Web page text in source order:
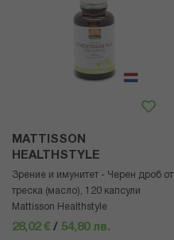
MATTISSON
HEALTHSTYLE
Зрение и имунитет - Черен дроб от
треска (масло), 120 капсули
Mattisson Healthstyle
28,02 € / 54,80 лв.